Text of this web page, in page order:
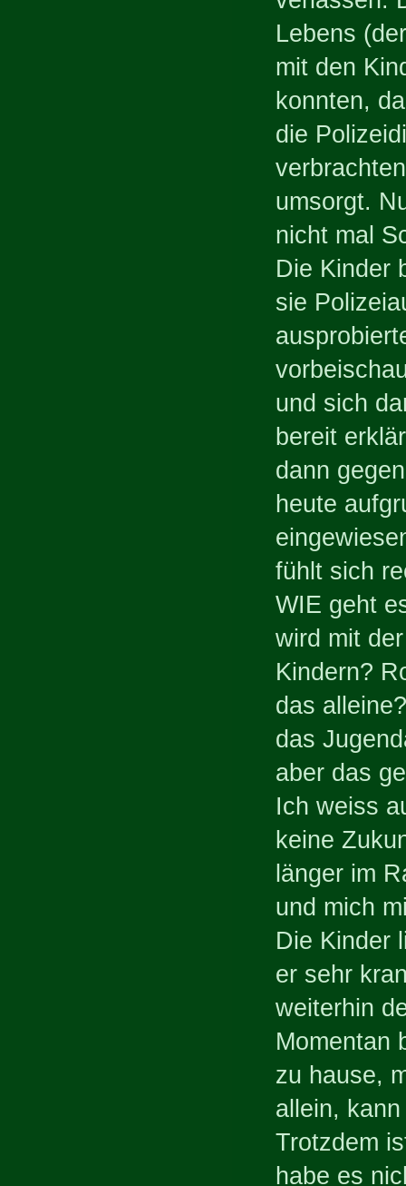
Lebens
mit den
konnten,
die
umsorgt.
nicht mal
Die Kinder
sie
und sich
bereit
dann
heute
fühlt sich
WIE geht
wird mit
Kindern?
das
das
aber das
Ich weiss
keine
länger im
und mich
Die Kinder
er sehr
weiterhin
Momentan
zu hause,
allein,
Trotzdem
habe es